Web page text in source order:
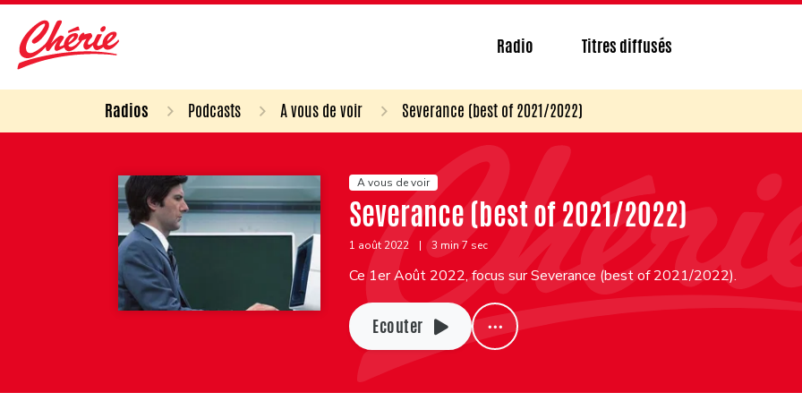
Radio Titres diffusés
Radios Podcasts A vous de voir Severance (best of 2021/2022)
A vous de voir
Severance (best of 2021/2022)
1 août 2022 | 3 min 7 sec
Ce 1er Août 2022, focus sur Severance (best of 2021/2022).
Ecouter